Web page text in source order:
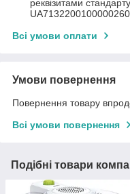
реквізитами
Всі умови оплати
Умови повернення
Повернення товару
Всі умови повернення
Подібні товари